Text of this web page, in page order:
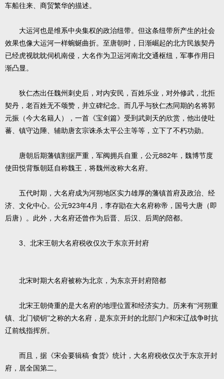
车船往来、商贸繁华的描述。
大运河也是维系中央集权的政治纽带。但这条纽带所产生的社会
效果也像大运河一样蜿蜒曲折。至唐朝时，日渐崛起的北方民族契丹
已经虎视眈眈伺机南侵，大名作为卫运河南北交通枢纽，军事作用日
渐凸显。
狄仁杰出任魏州刺史后，对内安民，百姓乐业，对外修武，北拒
契丹，老百姓无不颂赞，并立碑纪念。而几乎与狄仁杰同期的名将郭
元振（今大名籍人），一首《宝剑篇》受到武则天的欣赏，他出使吐
蕃、镇守边陲、辅助唐玄宗诛杀太平公主等等，立下了不朽功勋。
唐朝后期藩镇割据严重，军阀拥兵自重，公元882年，魏博节度
使田悦背叛朝廷自称魏王，将魏州改称大名府。
五代时期，大名府成为河朔地区实力雄厚的藩镇首府及政治、经
济、文化中心。公元923年4月，李存勖在大名府称帝，国号大唐（即
后唐）。此外，大名府还曾作为后晋、后汉、后周的陪都。
3、北宋王朝大名府税收仅次于东京开封府
北宋时期大名府被称为北京，为东京开封府陪都
北宋王朝倚重的是大名府的地理位置和经济实力。历来有“河朔重
镇、北门锁钥”之称的大名府，是东京开封的北部门户和宋辽战争时抗
辽前线指挥所。
而且，据《宋会要辑稿·食货》统计，大名府税收仅次于东京开封
府，居全国第二。